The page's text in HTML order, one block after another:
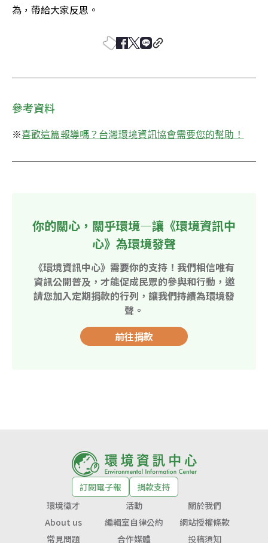
為，帶給大家反思。
參考資料
※喜歡這篇報導嗎？台灣環境資訊協會需要您的幫助！
你的關心，關乎環境—讓《環境資訊中
心》為環境發聲
《環境資訊中心》需要你的支持！我們相信唯有
資訊公開普及，才能促成民眾的參與和行動，邀
請您加入定期捐款的行列，讓我們持續為環境發
聲。
前往捐款
訂閱電子報
捐款支持
環境徵才
活動
關於我們
About us
編輯室自律公約
網站授權條款
常見問題
合作媒體 投稿須知